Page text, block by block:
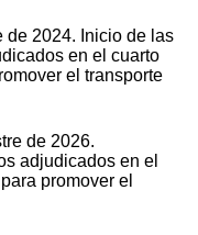
de 2024. Inicio de las
en el cuarto
el transporte
de 2026.
adjudicados en el
promover el